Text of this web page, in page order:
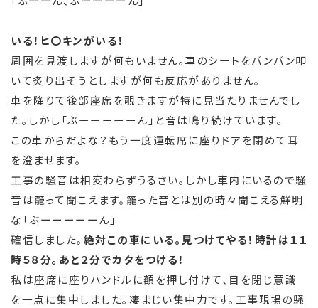
いる！ヒ〇キンがいる！
周囲を見渡しますが何もいません。車のシートをバンバン叩
いて炙り出そうとしますが何も反応がありません。
車を降りて後部座席を覗きますが特に見当たりませんでし
た。しかし「ぶーーーーーん」と音は鳴り続けています。
この車からだよな？もう一度運転席に座りドアを閉めて耳
を澄ませます。
工事の騒音は相変わらずうるさい。しかし車内にいるので騒
音は籠って聞こえます。籠った音とは別の時々聞こえる鮮明
な「ぶーーーーーん」
確信しました。 絶対この車にいる。見つけてやる！時計は１１
時５８分。あと２分でカタをつける！
私は座席に座りハンドルに額を押し付けて、目を閉じ意識
を一点に集中しました。凄まじい集中力です。工事現場の騒